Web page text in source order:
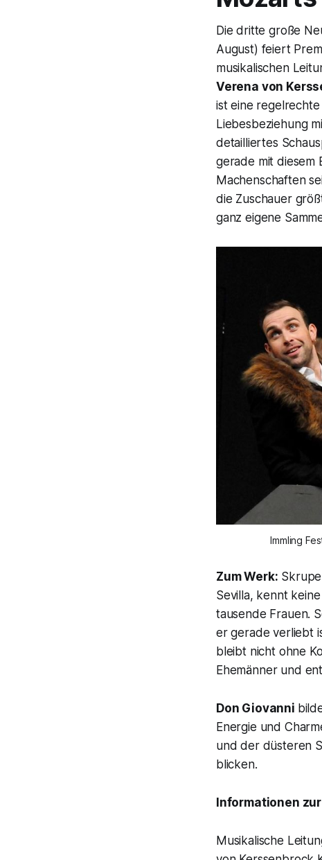
Die dritte große
August) feiert
musikalischen
Verena von
ist eine
Liebesbeziehung
detailliertes
gerade mit diesem
Machenschaften
die Zuschauer
ganz eigene
Immling
Zum Werk:
Sevilla, kennt
tausende Frauen.
er gerade verliebt
bleibt nicht ohne
Ehemänner und
Don Giovanni
Energie und
und der düsteren
blicken.
Informationen
Musikalische